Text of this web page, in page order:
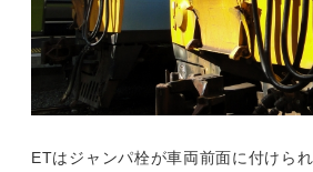
ETはジャンパ栓が車両前面に付けら